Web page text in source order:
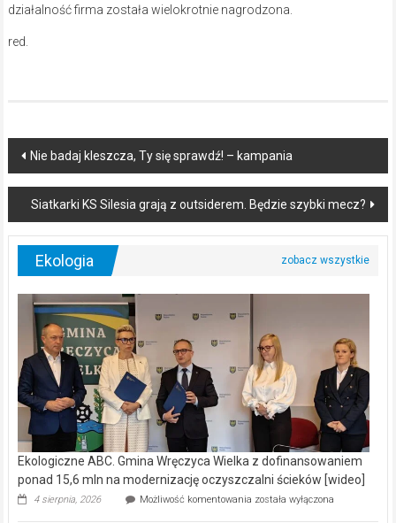
działalność firma została wielokrotnie nagrodzona.
red.
Post
navigation
Nie badaj kleszcza, Ty się sprawdź! – kampania
Siatkarki KS Silesia grają z outsiderem. Będzie szybki mecz?
Ekologia
Ekologiczne ABC. Gmina Wręczyca Wielka z dofinansowaniem
ponad 15,6 mln na modernizację oczyszczalni ścieków [wideo]
4 sierpnia, 2026 Możliwość komentowania Ekologiczne
została wyłączona